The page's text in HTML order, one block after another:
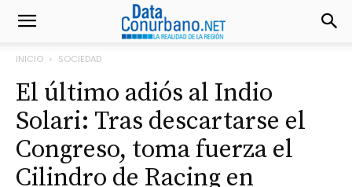
INICIO SOCIEDAD
El último adiós al Indio
Solari: Tras descartarse el
Congreso, toma fuerza el
Cilindro de Racing en